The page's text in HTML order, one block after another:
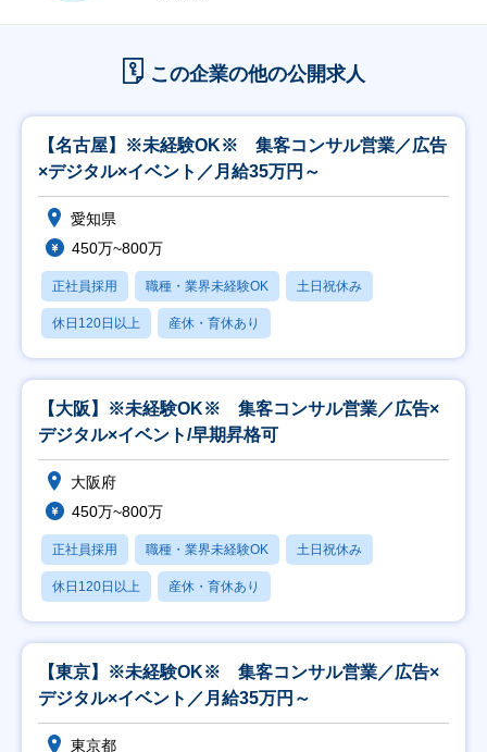
この企業の他の公開求人
【名古屋】※未経験OK※ 集客コンサル営業／広告
×デジタル×イベント／月給35万円～
愛知県
450万~800万
正社員採用 職種・業界未経験OK 土日祝休み
休日120日以上 産休・育休あり
【大阪】※未経験OK※ 集客コンサル営業／広告×
デジタル×イベント/早期昇格可
大阪府
450万~800万
正社員採用 職種・業界未経験OK 土日祝休み
休日120日以上 産休・育休あり
【東京】※未経験OK※ 集客コンサル営業／広告×
デジタル×イベント／月給35万円～
東京都